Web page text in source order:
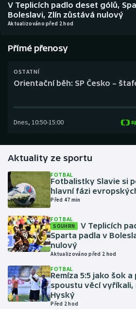
Boby a skeleton
Dostihy
Futsal
Gymnastika
Házená
Jezdectví
Judo
Krasobruslení
Lezení
AZ kvíz
V Teplicích padlo deset gólů,
Boleslavi, Zlín zůstává nulový
Aktualizováno před 2 hod
Přímé přenosy
OSTATNÍ
Orientační běh: SP Česko –
Dnes, 10:50-15:00
Aktuality ze sportu
FOTBAL
Fotbalistky Slavie si
hlavní fázi
Před 47 min
FOTBAL
SOUHRN
V Teplicích
Sparta padla v
nulový
Aktualizováno před 2 hod
FOTBAL
Remíza 5:5 jako šok
spoustu věcí vyříkali,
Hyský
Před 2 hod